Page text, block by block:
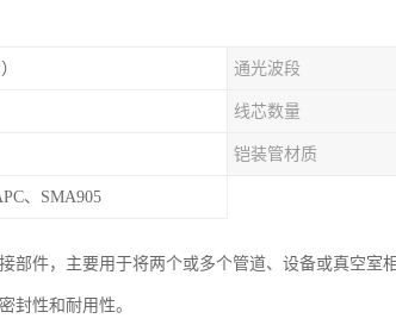
通光波段
线芯数量
铠装管材质
、SMA905
部件，主要用于将两个或多个管道、设备或真空室
封性和耐用性。